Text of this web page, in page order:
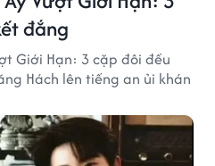
đắng
Giới Hạn: 3 cặp đôi đều
Hách lên tiếng an ủi khán